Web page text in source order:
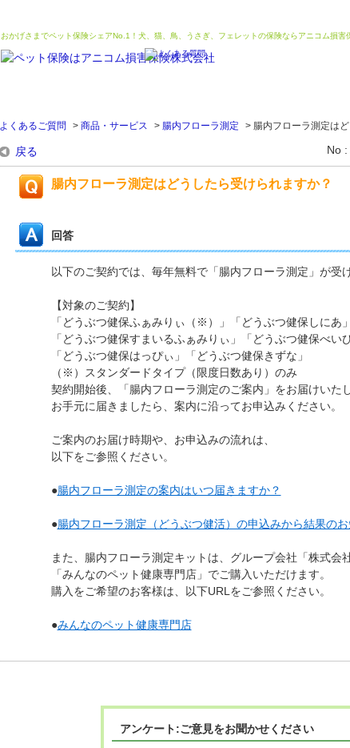
おかげさまでペット保険シェアNo.1！犬、猫、鳥、うさぎ、フェレットの保険ならアニコム損害
よくあるご質問 > 商品・サービス > 腸内フローラ測定 > 腸内フローラ測定は
戻る No
腸内フローラ測定はどうしたら受けられますか？
回答
以下のご契約では、毎年無料で「腸内フローラ測定」が受
【対象のご契約】
「どうぶつ健保ふぁみりぃ（※）」「どうぶつ健保しにあ」
「どうぶつ健保すまいるふぁみりぃ」「どうぶつ健保べいび
「どうぶつ健保はっぴぃ」「どうぶつ健保きずな」
（※）スタンダードタイプ（限度日数あり）のみ
契約開始後、「腸内フローラ測定のご案内」をお届けいた
お手元に届きましたら、案内に沿ってお申込みください。
ご案内のお届け時期や、お申込みの流れは、
以下をご参照ください。
●腸内フローラ測定の案内はいつ届きますか？
●腸内フローラ測定（どうぶつ健活）の申込みから結果の
また、腸内フローラ測定キットは、グループ会社「株式会
「みんなのペット健康専門店」でご購入いただけます。
購入をご希望のお客様は、以下URLをご参照ください。
●みんなのペット健康専門店
アンケート:ご意見をお聞かせください